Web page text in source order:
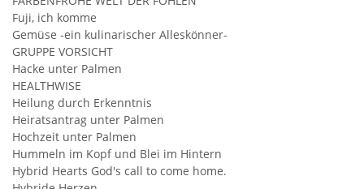
Fuji, ich komme
Gemüse -ein kulinarischer Alleskönner-
GRUPPE VORSICHT
Hacke unter Palmen
HEALTHWISE
Heilung durch Erkenntnis
Heiratsantrag unter Palmen
Hochzeit unter Palmen
Hummeln im Kopf und Blei im Hintern
Hybrid Hearts God's call to come home.